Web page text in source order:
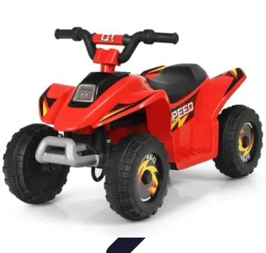
IndispensablesCouteaux & Coupe
Cuisine Ustensiles